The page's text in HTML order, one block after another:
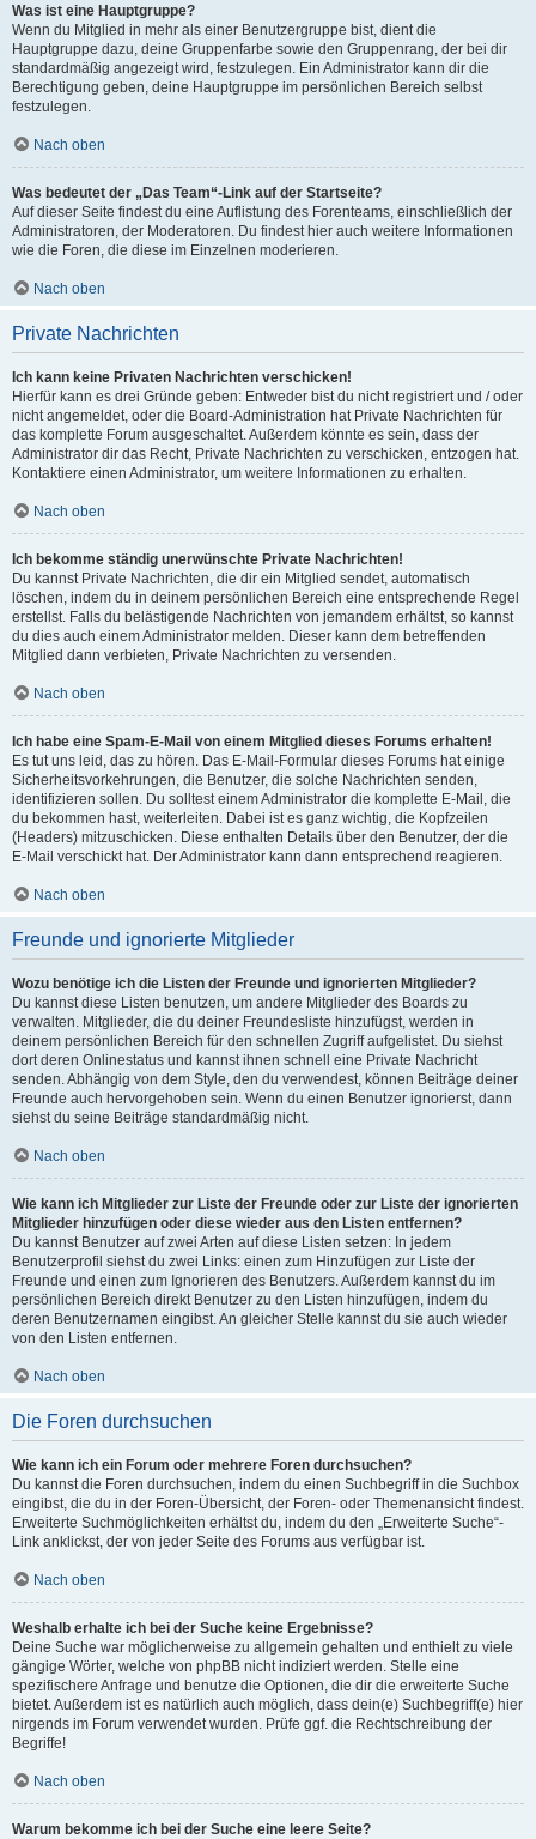
Was ist eine Hauptgruppe?
Wenn du Mitglied in mehr als einer Benutzergruppe bist, dient die
Hauptgruppe dazu, deine Gruppenfarbe sowie den Gruppenrang, der bei dir
standardmäßig angezeigt wird, festzulegen. Ein Administrator kann dir die
Berechtigung geben, deine Hauptgruppe im persönlichen Bereich selbst
festzulegen.
Nach oben
Was bedeutet der „Das Team“-Link auf der Startseite?
Auf dieser Seite findest du eine Auflistung des Forenteams, einschließlich der
Administratoren, der Moderatoren. Du findest hier auch weitere Informationen
wie die Foren, die diese im Einzelnen moderieren.
Nach oben
Private Nachrichten
Ich kann keine Privaten Nachrichten verschicken!
Hierfür kann es drei Gründe geben: Entweder bist du nicht registriert und / oder
nicht angemeldet, oder die Board-Administration hat Private Nachrichten für
das komplette Forum ausgeschaltet. Außerdem könnte es sein, dass der
Administrator dir das Recht, Private Nachrichten zu verschicken, entzogen hat.
Kontaktiere einen Administrator, um weitere Informationen zu erhalten.
Nach oben
Ich bekomme ständig unerwünschte Private Nachrichten!
Du kannst Private Nachrichten, die dir ein Mitglied sendet, automatisch
löschen, indem du in deinem persönlichen Bereich eine entsprechende Regel
erstellst. Falls du belästigende Nachrichten von jemandem erhältst, so kannst
du dies auch einem Administrator melden. Dieser kann dem betreffenden
Mitglied dann verbieten, Private Nachrichten zu versenden.
Nach oben
Ich habe eine Spam-E-Mail von einem Mitglied dieses Forums erhalten!
Es tut uns leid, das zu hören. Das E-Mail-Formular dieses Forums hat einige
Sicherheitsvorkehrungen, die Benutzer, die solche Nachrichten senden,
identifizieren sollen. Du solltest einem Administrator die komplette E-Mail, die
du bekommen hast, weiterleiten. Dabei ist es ganz wichtig, die Kopfzeilen
(Headers) mitzuschicken. Diese enthalten Details über den Benutzer, der die
E-Mail verschickt hat. Der Administrator kann dann entsprechend reagieren.
Nach oben
Freunde und ignorierte Mitglieder
Wozu benötige ich die Listen der Freunde und ignorierten Mitglieder?
Du kannst diese Listen benutzen, um andere Mitglieder des Boards zu
verwalten. Mitglieder, die du deiner Freundesliste hinzufügst, werden in
deinem persönlichen Bereich für den schnellen Zugriff aufgelistet. Du siehst
dort deren Onlinestatus und kannst ihnen schnell eine Private Nachricht
senden. Abhängig von dem Style, den du verwendest, können Beiträge deiner
Freunde auch hervorgehoben sein. Wenn du einen Benutzer ignorierst, dann
siehst du seine Beiträge standardmäßig nicht.
Nach oben
Wie kann ich Mitglieder zur Liste der Freunde oder zur Liste der ignorierten
Mitglieder hinzufügen oder diese wieder aus den Listen entfernen?
Du kannst Benutzer auf zwei Arten auf diese Listen setzen: In jedem
Benutzerprofil siehst du zwei Links: einen zum Hinzufügen zur Liste der
Freunde und einen zum Ignorieren des Benutzers. Außerdem kannst du im
persönlichen Bereich direkt Benutzer zu den Listen hinzufügen, indem du
deren Benutzernamen eingibst. An gleicher Stelle kannst du sie auch wieder
von den Listen entfernen.
Nach oben
Die Foren durchsuchen
Wie kann ich ein Forum oder mehrere Foren durchsuchen?
Du kannst die Foren durchsuchen, indem du einen Suchbegriff in die Suchbox
eingibst, die du in der Foren-Übersicht, der Foren- oder Themenansicht findest.
Erweiterte Suchmöglichkeiten erhältst du, indem du den „Erweiterte Suche“-
Link anklickst, der von jeder Seite des Forums aus verfügbar ist.
Nach oben
Weshalb erhalte ich bei der Suche keine Ergebnisse?
Deine Suche war möglicherweise zu allgemein gehalten und enthielt zu viele
gängige Wörter, welche von phpBB nicht indiziert werden. Stelle eine
spezifischere Anfrage und benutze die Optionen, die dir die erweiterte Suche
bietet. Außerdem ist es natürlich auch möglich, dass dein(e) Suchbegriff(e) hier
nirgends im Forum verwendet wurden. Prüfe ggf. die Rechtschreibung der
Begriffe!
Nach oben
Warum bekomme ich bei der Suche eine leere Seite?